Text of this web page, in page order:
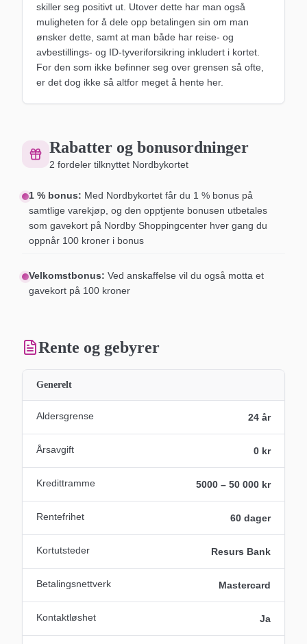
skiller seg positivt ut. Utover dette har man også
muligheten for å dele opp betalingen sin om man
ønsker dette, samt at man både har reise- og
avbestillings- og ID-tyveriforsikring inkludert i kortet.
For den som ikke befinner seg over grensen så ofte,
er det dog ikke så altfor meget å hente her.
Rabatter og bonusordninger
2 fordeler tilknyttet Nordbykortet
1 % bonus: Med Nordbykortet får du 1 % bonus på
samtlige varekjøp, og den opptjente bonusen utbetales
som gavekort på Nordby Shoppingcenter hver gang du
oppnår 100 kroner i bonus
Velkomstbonus: Ved anskaffelse vil du også motta et
gavekort på 100 kroner
Rente og gebyrer
Generelt
Aldersgrense 24 år
Årsavgift 0 kr
Kredittramme 5000 – 50 000 kr
Rentefrihet 60 dager
Kortutsteder Resurs Bank
Betalingsnettverk Mastercard
Kontaktløshet Ja